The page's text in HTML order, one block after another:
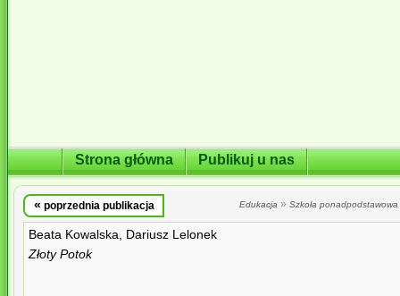
Strona główna Publikuj u nas
« poprzednia publikacja Edukacja » Szkoła ponadpodstawowa
Beata Kowalska, Dariusz Lelonek
Złoty Potok